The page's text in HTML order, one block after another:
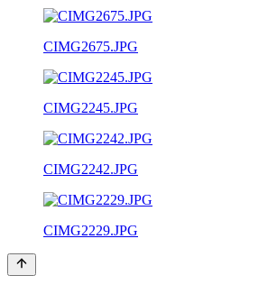
CIMG2675.JPG
CIMG2245.JPG
CIMG2242.JPG
CIMG2229.JPG